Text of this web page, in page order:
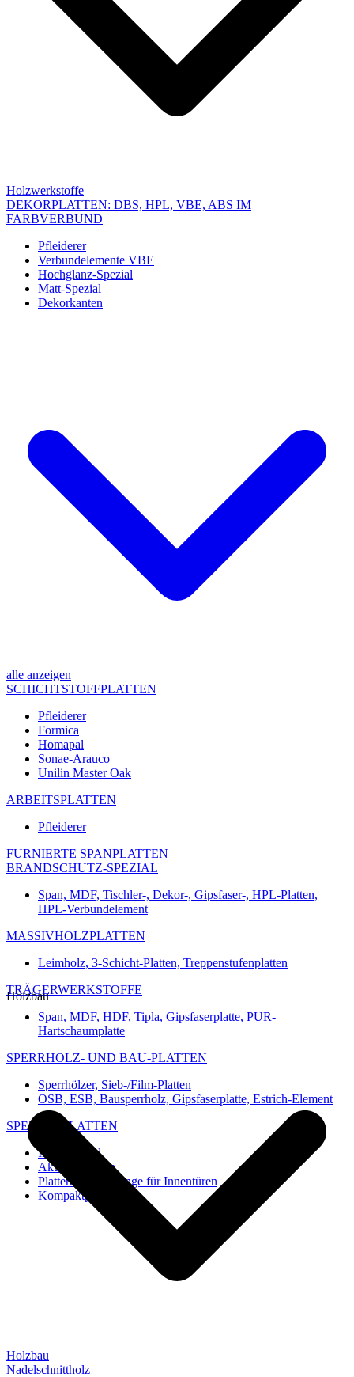
Holzwerkstoffe
DEKORPLATTEN: DBS, HPL, VBE, ABS IM
FARBVERBUND
Pfleiderer
Verbundelemente VBE
Hochglanz-Spezial
Matt-Spezial
Dekorkanten
alle anzeigen
SCHICHTSTOFFPLATTEN
Pfleiderer
Formica
Homapal
Sonae-Arauco
Unilin Master Oak
ARBEITSPLATTEN
Pfleiderer
FURNIERTE SPANPLATTEN
BRANDSCHUTZ-SPEZIAL
Span, MDF, Tischler-, Dekor-, Gipsfaser-, HPL-Platten,
HPL-Verbundelement
MASSIVHOLZPLATTEN
Leimholz, 3-Schicht-Platten, Treppenstufenplatten
TRÄGERWERKSTOFFE
Span, MDF, HDF, Tipla, Gipsfaserplatte, PUR-
Hartschaumplatte
SPERRHOLZ- UND BAU-PLATTEN
Sperrhölzer, Sieb-/Film-Platten
OSB, ESB, Bausperrholz, Gipsfaserplatte, Estrich-Element
SPEZIAL-PLATTEN
Imi-Verbund
Akustik-Platten
Platten und Rohlinge für Innentüren
Kompaktplatten
Holzbau
Holzbau
Nadelschnittholz